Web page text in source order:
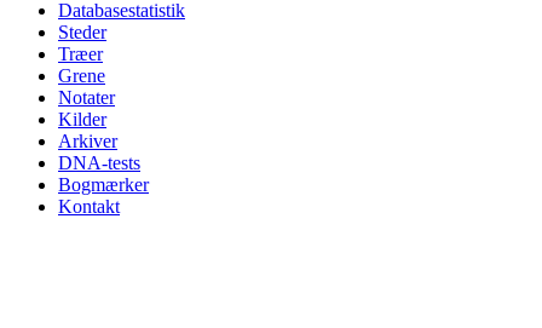
Databasestatistik
Steder
Træer
Grene
Notater
Kilder
Arkiver
DNA-tests
Bogmærker
Kontakt